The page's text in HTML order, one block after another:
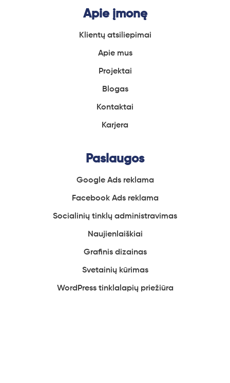
Apie įmonę
Klientų atsiliepimai
Apiemus
Projektai
Blogas
Kontaktai
Karjera
Paslaugos
Google Ads reklama
FacebookAds reklama
Socialinių tinklų administravimas
Naujienlaiškiai
Grafinis dizainas
Svetainiųkūrimas
WordPress tinklalapiųpriežiūra